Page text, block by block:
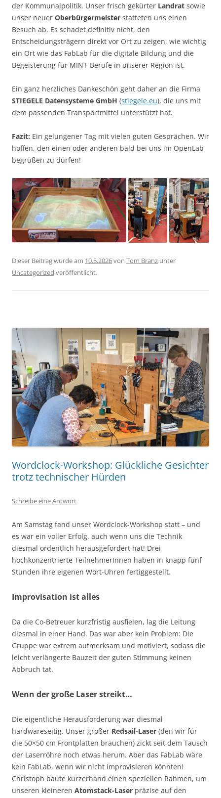
der Kommunalpolitik. Unser frisch gekürter Landrat sowie
unser neuer Oberbürgermeister statteten uns einen
Besuch ab. Es schadet definitiv nicht, den
Entscheidungsträgern direkt vor Ort zu zeigen, wie wichtig
ein Ort wie das FabLab für die digitale Bildung und die
Begeisterung für MINT-Berufe in unserer Region ist.
Ein ganz herzliches Dankeschön geht daher an die Firma
STIEGELE Datensysteme GmbH (stiegele.eu), die uns mit
dem passenden Transportmittel unterstützt hat.
Fazit: Ein gelungener Tag mit vielen guten Gesprächen. Wir
hoffen, den einen oder anderen bald bei uns im OpenLab
begrüßen zu dürfen!
Dieser Beitrag wurde am 10.5.2026von Tom Branz unter
Uncategorized veröffentlicht.
Wordclock-Workshop: Glückliche Gesichter
trotz technischer Hürden
Schreibe eine Antwort
Am Samstag fand unser Wordclock-Workshop statt – und
es war ein voller Erfolg, auch wenn uns die Technik
diesmal ordentlich herausgefordert hat! Drei
hochkonzentrierte TeilnehmerInnen haben in knapp fünf
Stunden ihre eigenen Wort-Uhren fertiggestellt.
Improvisation ist alles
Da die Co-Betreuer kurzfristig ausfielen, lag die Leitung
diesmal in einer Hand. Das war aber kein Problem: Die
Gruppe war extrem aufmerksam und motiviert, sodass die
leicht verlängerte Bauzeit der guten Stimmung keinen
Abbruch tat.
Wenn der große Laser streikt…
Die eigentliche Herausforderung war diesmal
hardwareseitig. Unser großer Redsail-Laser (den wir für
die 50×50 cm Frontplatten brauchen) zickt seit dem Tausch
der Laserröhre noch etwas herum. Aber das FabLab wäre
kein FabLab, wenn wir nicht improvisieren könnten!
Christoph baute kurzerhand einen speziellen Rahmen, um
unseren kleineren Atomstack-Laser präzise auf den